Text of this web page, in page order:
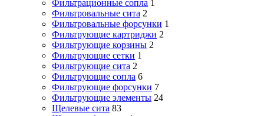
Фильтрационные сопла 1
Фильтровальные сита 2
Фильтровальные форсунки 1
Фильтрующие картриджи 2
Фильтрующие корзины 2
Фильтрующие сетки 1
Фильтрующие сита 2
Фильтрующие сопла 6
Фильтрующие форсунки 7
Фильтрующие элементы 24
Щелевые сита 83